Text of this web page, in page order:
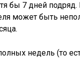
бы 7 дней подряд.
может быть
недель (то